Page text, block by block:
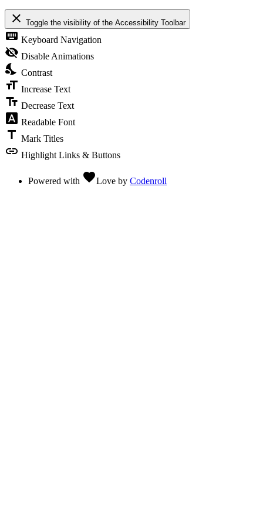
close Toggle the visibility of the Accessibility Toolbar
keyboard Keyboard Navigation
visibility_off Disable Animations
nights_stay Contrast
format_size Increase Text
text_fields Decrease Text
font_download Readable Font
title Mark Titles
link Highlight Links & Buttons
Powered with favoriteLove by Codenroll